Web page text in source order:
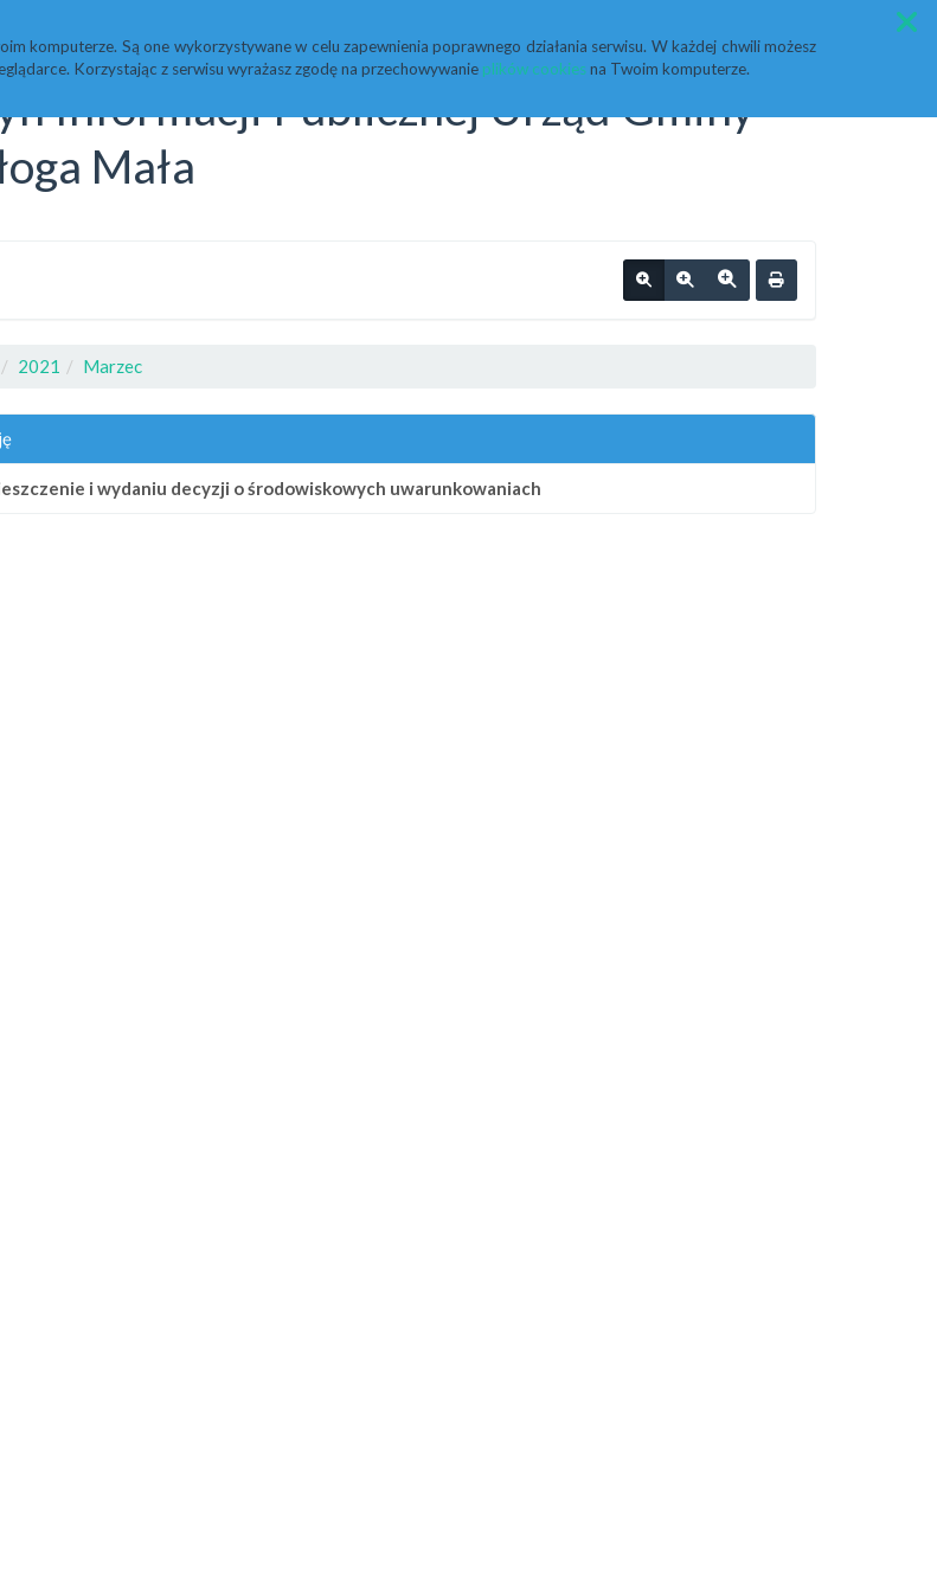
komputerze. Są one wykorzystywane w celu zapewnienia poprawnego działania serwisu. W każdej chwili możesz
Korzystając z serwisu wyrażasz zgodę na przechowywanie plików cookiesna Twoim komputerze.
Informacji Publicznej Urząd Gminy
Mała
2021 Marzec
i wydaniu decyzji o środowiskowych uwarunkowaniach